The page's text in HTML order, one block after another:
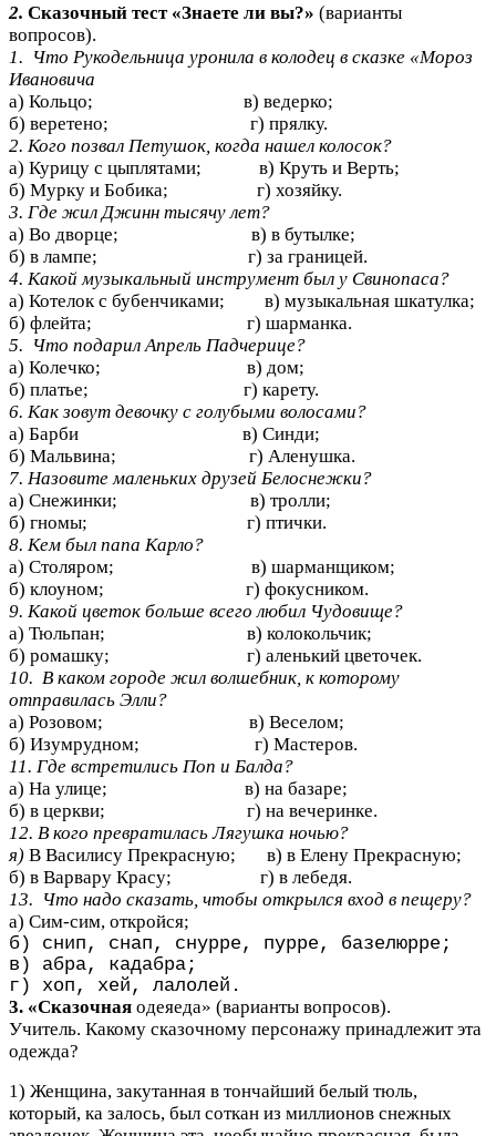
2. Сказочный тест «Знаете ли вы?» (варианты
вопросов).
1. Что Рукодельница уронила в колодец в сказке «Мороз
Ивановича
а) Кольцо;
в) ведерко;
б) веретено;
г) прялку.
2. Кого позвал Петушок, когда нашел колосок?
а) Курицу с цыплятами;
в) Круть и Верть;
б) Мурку и Бобика;
г) хозяйку.
3. Где жил Джинн тысячу лет?
а) Во дворце;
в) в бутылке;
б) в лампе;
г) за границей.
4. Какой музыкальный инструмент был у Свинопаса?
а) Котелок с бубенчиками; в) музыкальная шкатулка;
б) флейта;
г) шарманка.
5. Что подарил Апрель Падчерице?
а) Колечко;
в) дом;
б) платье;
г) карету.
6. Как зовут девочку с голубыми волосами?
а) Барби
в) Синди;
б) Мальвина;
г) Аленушка.
7. Назовите маленьких друзей Белоснежки?
а) Снежинки;
в) тролли;
б) гномы;
г) птички.
8. Кем был папа Карло?
а) Столяром;
в) шарманщиком;
б) клоуном;
г) фокусником.
9. Какой цветок больше всего любил Чудовище?
а) Тюльпан;
в) колокольчик;
б) ромашку;
г) аленький цветочек.
10. В каком городе жил волшебник, к которому
отправилась Элли?
а) Розовом;
в) Веселом;
б) Изумрудном;
г) Мастеров.
11. Где встретились Поп и Балда?
а) На улице;
в) на базаре;
б) в церкви;
г) на вечеринке.
12. В кого превратилась Лягушка ночью?
я) В Василису Прекрасную; в) в Елену Прекрасную;
б) в Варвару Красу;
г) в лебедя.
13. Что надо сказать, чтобы открылся вход в пещеру?
а) Сим-сим, откройся;
б) снип, снап, снурре, пурре, базелюрре;
в) абра, кадабра;
г) хоп, хей, лалолей.
3. «Сказочная одеяеда» (варианты вопросов).
Учитель. Какому сказочному персонажу принадлежит эта
одежда?
1) Женщина, закутанная в тончайший белый тюль,
который, ка залось, был соткан из миллионов снежных